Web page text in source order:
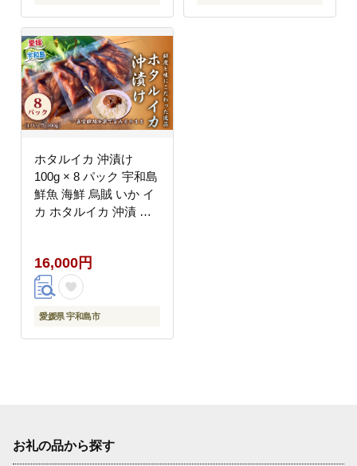
ホタルイカ 沖漬け
100g × 8 パック 宇和島
鮮魚 海鮮 烏賊 いか イ
カ ホタルイカ 沖漬 海
手軽 便利 おつまみ 肴
つまみ ご飯 の お供 愛
媛 宇和島 D016-200021
16,000円
愛媛県 宇和島市
お礼の品から探す